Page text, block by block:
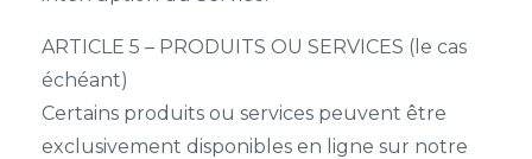
ARTICLE 5 – PRODUITS OU SERVICES (le cas
échéant)
Certains produits ou services peuvent être
exclusivement disponibles en ligne sur notre